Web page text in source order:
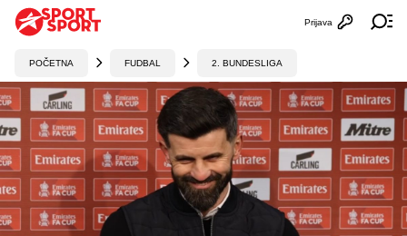
Otvori
Prijava
POČETNA FUDBAL 2. BUNDESLIGA